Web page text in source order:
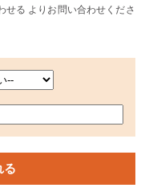
せる よりお問い合わせくださ